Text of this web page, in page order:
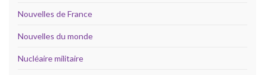
Nouvelles de France
Nouvelles du monde
Nucléaire militaire